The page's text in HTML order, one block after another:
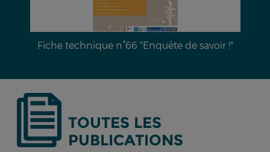
Dossier documentaire n°28 : L’érosion hydrique
TOUTES LES
PUBLICATIONS